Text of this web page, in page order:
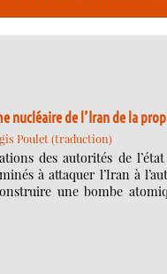
de l’Iran de la
Poulet (traduction)
des autorités de
à attaquer l’Iran à
une bombe